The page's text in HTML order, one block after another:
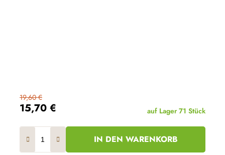
15,70 €
19,60 €
auf Lager 71 Stück
IN DEN WARENKORB